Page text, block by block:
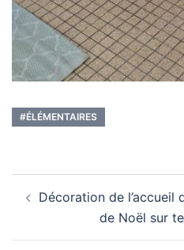
#ÉLÉMENTAIRES
d’article
Décoration de
de Noël sur